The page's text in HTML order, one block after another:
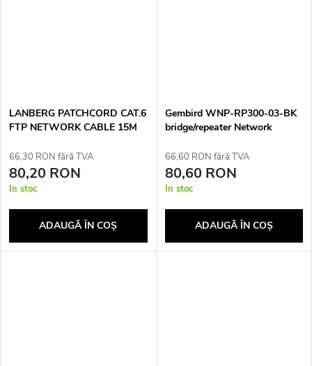
LANBERG PATCHCORD CAT.6
FTP NETWORK CABLE 15M
66,30 RON fără TVA
80,20 RON
In stoc
ADAUGĂ ÎN COŞ
Gembird WNP-RP300-03-BK
bridge/repeater Network
66,60 RON fără TVA
80,60 RON
In stoc
ADAUGĂ ÎN COŞ